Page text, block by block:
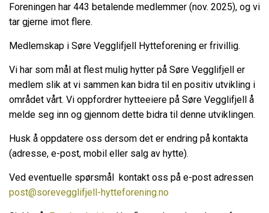
Foreningen har 443 betalende medlemmer (nov. 2025), og vi
tar gjerne imot flere.
Medlemskap i Søre Vegglifjell Hytteforening er frivillig.
Vi har som mål at flest mulig hytter på Søre Vegglifjell er
medlem slik at vi sammen kan bidra til en positiv utvikling i
området vårt. Vi oppfordrer hytteeiere på Søre Vegglifjell å
melde seg inn og gjennom dette bidra til denne utviklingen.
Husk å oppdatere oss dersom det er endring på kontakta
(adresse, e-post, mobil eller salg av hytte).
Ved eventuelle spørsmål kontakt oss på e-post adressen
post@sorevegglifjell-hytteforening.no